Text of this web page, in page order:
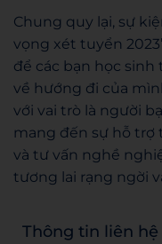
Chung quy lại, sự
vọng xét tuyển
để các bạn học
về hướng đi của
với vai trò là người
mang đến sự hỗ trợ
và tư vấn nghề
tương lai rạng ngời
Thông tin liên hệ